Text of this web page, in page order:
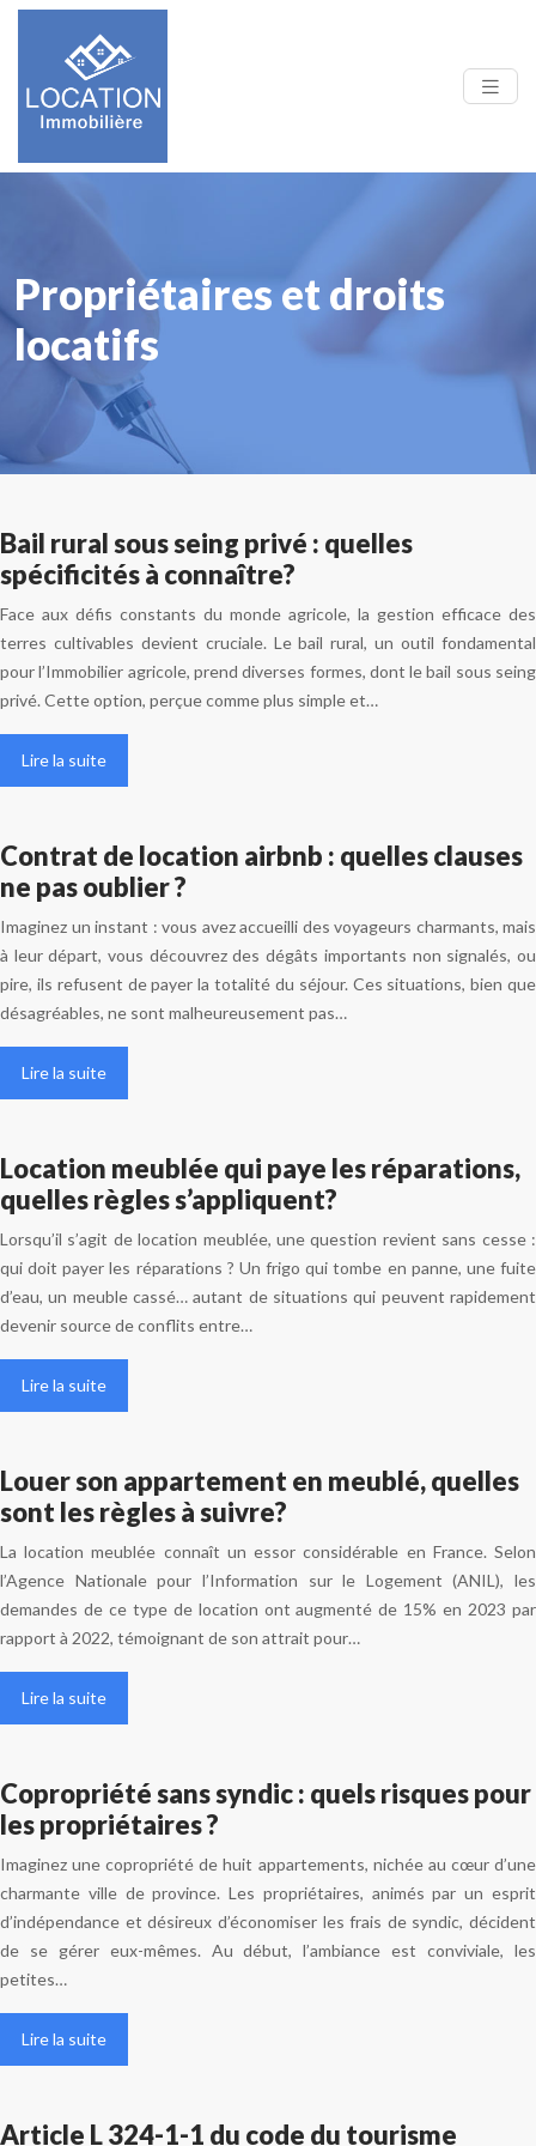
Propriétaires et droits
locatifs
Bail rural sous seing privé : quelles
spécificités à connaître?
Face aux défis constants du monde agricole, la gestion efficace des
terres cultivables devient cruciale. Le bail rural, un outil fondamental
pour l’Immobilier agricole, prend diverses formes, dont le bail sous seing
privé. Cette option, perçue comme plus simple et…
Lire la suite
Contrat de location airbnb : quelles clauses
ne pas oublier ?
Imaginez un instant : vous avez accueilli des voyageurs charmants, mais
à leur départ, vous découvrez des dégâts importants non signalés, ou
pire, ils refusent de payer la totalité du séjour. Ces situations, bien que
désagréables, ne sont malheureusement pas…
Lire la suite
Location meublée qui paye les réparations,
quelles règles s’appliquent?
Lorsqu’il s’agit de location meublée, une question revient sans cesse :
qui doit payer les réparations ? Un frigo qui tombe en panne, une fuite
d’eau, un meuble cassé… autant de situations qui peuvent rapidement
devenir source de conflits entre…
Lire la suite
Louer son appartement en meublé, quelles
sont les règles à suivre?
La location meublée connaît un essor considérable en France. Selon
l’Agence Nationale pour l’Information sur le Logement (ANIL), les
demandes de ce type de location ont augmenté de 15% en 2023 par
rapport à 2022, témoignant de son attrait pour…
Lire la suite
Copropriété sans syndic : quels risques pour
les propriétaires ?
Imaginez une copropriété de huit appartements, nichée au cœur d’une
charmante ville de province. Les propriétaires, animés par un esprit
d’indépendance et désireux d’économiser les frais de syndic, décident
de se gérer eux-mêmes. Au début, l’ambiance est conviviale, les
petites…
Lire la suite
Article L 324-1-1 du code du tourisme